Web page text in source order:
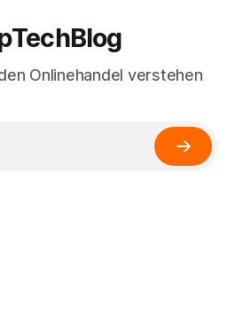
Onlinehandel verstehen